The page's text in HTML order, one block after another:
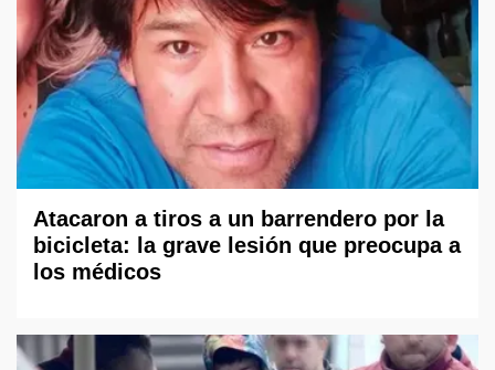
Atacaron a tiros a un barrendero por la
bicicleta: la grave lesión que preocupa a
los médicos